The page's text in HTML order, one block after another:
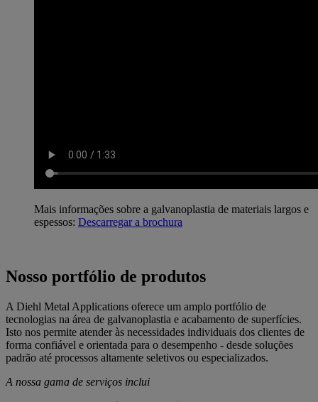
Mais informações sobre a galvanoplastia de materiais largos e
espessos: Descarregar a brochura
Nosso portfólio de produtos
A Diehl Metal Applications oferece um amplo portfólio de
tecnologias na área de galvanoplastia e acabamento de superfícies.
Isto nos permite atender às necessidades individuais dos clientes de
forma confiável e orientada para o desempenho - desde soluções
padrão até processos altamente seletivos ou especializados.
A nossa gama de serviços inclui